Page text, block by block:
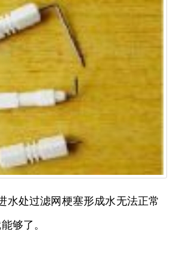
水处过滤网梗塞形成水无法正常
够了。